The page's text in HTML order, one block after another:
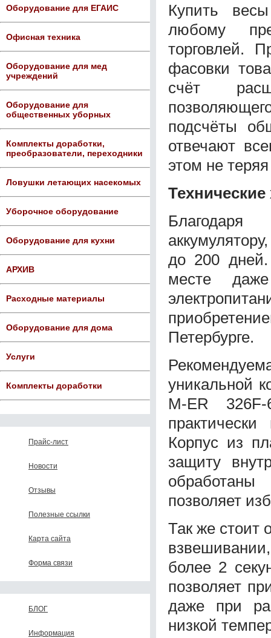
Оборудование для ЕГАИС
Офисная техника
Оборудование для мед
учреждений
Оборудование для
общественных уборных
Комплекты доработки,
преобразователи, переходники
Ловушки летающих насекомых
Уборочное оборудование
Оборудование для кухни
АРХИВ
Расходные материалы
Оборудование для дома
Услуги
Комплекты доработки
Прайс-лист
Новости
Отзывы
Полезные ссылки
Карта сайта
Форма связи
БЛОГ
Информация
Купить
любому
торговлей.
фасовки
счёт
подсчёты
отвечают
этом не
Технические
до 200
месте
Петербурге.
уникальной
M-ER
Корпус из
защиту
позволяет
Так же стоит
более 2
позволяет
даже при
низкой